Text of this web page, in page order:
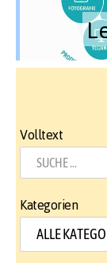
Volltext
Kategorien